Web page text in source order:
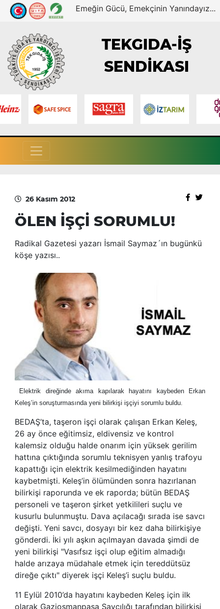
Emeğin Gücü, Emekçinin Yanındayız...
TEKGIDA-İŞ
SENDİKASI
26 Kasım 2012
ÖLEN İŞÇİ SORUMLU!
Radikal Gazetesi yazarı İsmail Saymaz´ın bugünkü
köşe yazısı..
Elektrik direğinde akıma kapılarak hayatını kaybeden Erkan
Keleş’in soruşturmasında yeni bilirkişi işçiyi sorumlu buldu.
BEDAŞ’ta, taşeron işçi olarak çalışan Erkan Keleş,
26 ay önce eğitimsiz, eldivensiz ve kontrol
kalemsiz olduğu halde onarım için yüksek gerilim
hattına çıktığında sorumlu teknisyen yanlış trafoyu
kapattığı için elektrik kesilmediğinden hayatını
kaybetmişti. Keleş’in ölümünden sonra hazırlanan
bilirkişi raporunda ve ek raporda; bütün BEDAŞ
personeli ve taşeron şirket yetkilileri suçlu ve
kusurlu bulunmuştu. Dava açılacağı sırada ise savcı
değişti. Yeni savcı, dosyayı bir kez daha bilirkişiye
gönderdi. İki yılı aşkın açılmayan davada şimdi de
yeni bilirkişi "Vasıfsız işçi olup eğitim almadığı
halde arızaya müdahale etmek için tereddütsüz
direğe çıktı" diyerek işçi Keleş’i suçlu buldu.
11 Eylül 2010’da hayatını kaybeden Keleş için ilk
olarak Gaziosmanpaşa Savcılığı tarafından bilirkişi